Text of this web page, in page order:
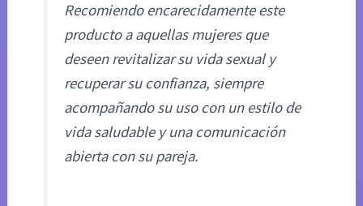
Recomiendo encarecidamente este
producto a aquellas mujeres que
deseen revitalizar su vida sexual y
recuperar su confianza, siempre
acompañando su uso con un estilo de
vida saludable y una comunicación
abierta con su pareja.